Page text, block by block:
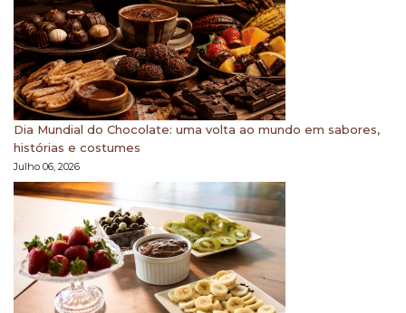
Dia Mundial do Chocolate: uma volta ao mundo em sabores,
histórias e costumes
Julho 06, 2026